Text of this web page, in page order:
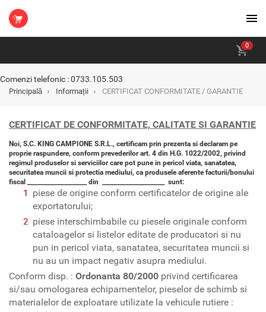
0
Comenzi telefonic : 0733.105.503
Principală Informații CERTIFICAT CONFORMITATE / GARANTIE
CERTIFICAT DE CONFORMITATE, CALITATE SI GARANTIE
Noi, S.C. KING CAMPIONE S.R.L., certificam prin prezenta si declaram pe
proprie raspundere, conform prevederilor art. 4 din H.G. 1022/2002, privind
regimul produselor si serviciilor care pot pune in pericol viata, sanatatea,
securitatea muncii si protectia mediului, ca produsele aferente facturii/bonului
fiscal ____________________ din _____________________ sunt:
piese de origine conform certificatelor de origine ale
exportatorului;
piese interschimbabile cu piesele originale conform
cataloagelor si listelor editate de producatori si nu
pun in pericol viata, sanatatea, securitatea muncii si
nu au un impact negativ asupra mediului.
Conform disp. : Ordonanta 80/2000 privind certificarea
si/sau omologarea echipamentelor, pieselor de schimb si
materialelor de exploatare utilizate la vehicule rutiere :